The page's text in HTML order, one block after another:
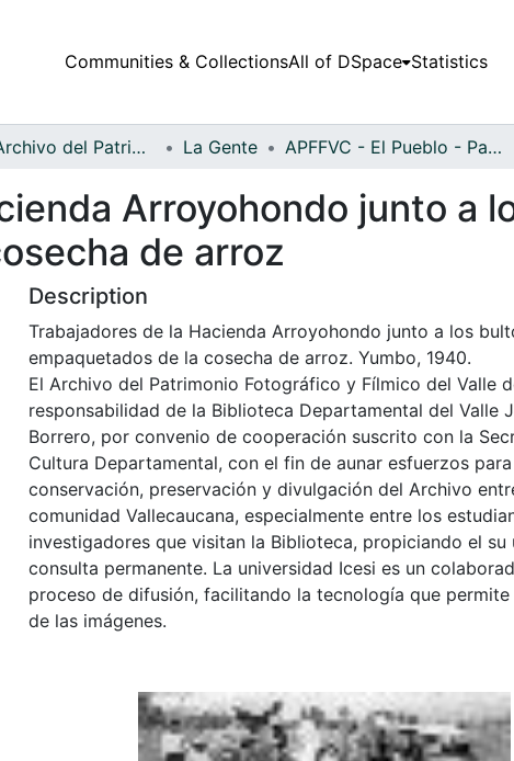
Communities & CollectionsAll of DSpace Statistics
Fondo Archivo del Patrimonio Fotográfico y Fílmico del Valle del Cauca La Gente APFFVC - El Pueblo - Patrimonial
Arroyohondo junto a
de arroz
Description
Trabajadores de la Hacienda Arroyohondo junto a los
empaquetados de la cosecha de arroz. Yumbo, 1940.
El Archivo del Patrimonio Fotográfico y Fílmico del Valle
responsabilidad de la Biblioteca Departamental del Valle
Borrero, por convenio de cooperación suscrito con la
Cultura Departamental, con el fin de aunar esfuerzos para
conservación, preservación y divulgación del Archivo
comunidad Vallecaucana, especialmente entre los
investigadores que visitan la Biblioteca, propiciando el su
consulta permanente. La universidad Icesi es un
proceso de difusión, facilitando la tecnología que permite
de las imágenes.